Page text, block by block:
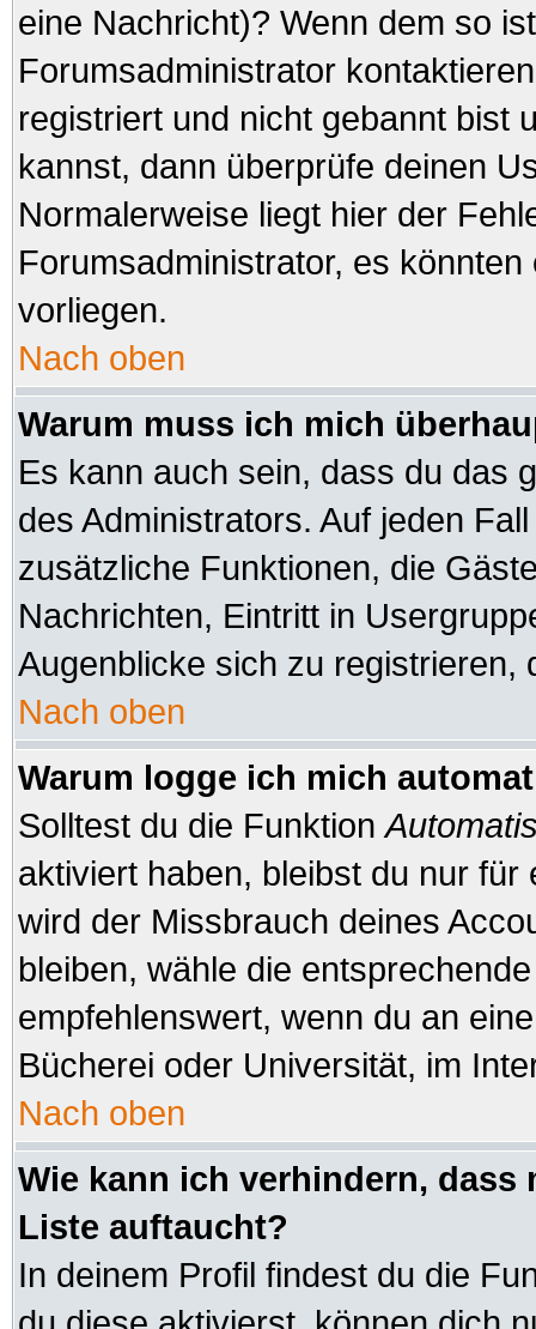
eine Nachricht)? Wenn dem so
Forumsadministrator
registriert und nicht gebannt bist
kannst, dann überprüfe deinen
Normalerweise liegt hier der
Forumsadministrator, es
vorliegen.
Nach oben
Warum muss ich mich
Es kann auch sein, dass du das
des Administrators. Auf jeden
zusätzliche Funktionen, die
Nachrichten, Eintritt in
Augenblicke sich zu registrieren,
Nach oben
Warum logge ich mich
Solltest du die Funktion
aktiviert haben, bleibst du nur
wird der Missbrauch deines
bleiben, wähle die
empfehlenswert, wenn du an
Bücherei oder Universität, im
Nach oben
Wie kann ich verhindern, dass
Liste auftaucht?
In deinem Profil findest du die